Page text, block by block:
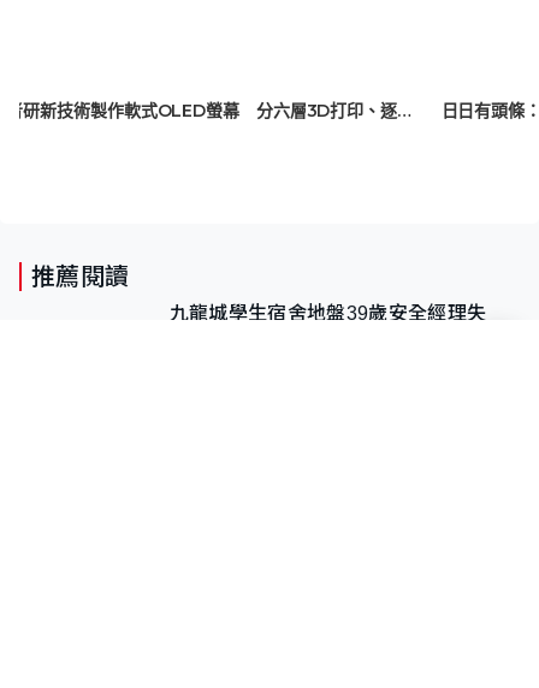
美學者研新技術製作軟式OLED螢幕 分六層3D打印、逐層完成 有望大幅降生產門檻
推薦閱讀
九龍城學生宿舍地盤39歲安全經理失